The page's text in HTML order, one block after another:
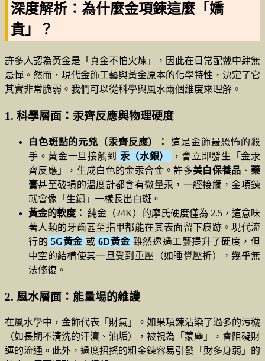
深度解析：為什麼金項鍊這麼「嬌
貴」？
許多人認為黃金是「真金不怕火煉」，因此在日常配戴中肆無
忌憚。然而，現代金飾工藝與黃金原本的化學特性，決定了它
其實非常脆弱。我們可以從科學與風水兩個維度來理解。
1. 科學層面：汞齊反應與物理硬度
白色斑點的元兇（汞齊反應）：
這是金飾最恐怖的殺
手。黃金一旦接觸到
汞（水銀）
，會立即發生「金汞
齊反應」，生成白色的金汞合金。許多美白保養品 、 藥
膏甚至破損的溫度計都含有微量汞，一經接觸，金項鍊
就會像「生鏽」一樣長出白斑。
黃金的軟度： 純金（24K）的摩氏硬度僅為 2.5，這意味
著人類的牙齒甚至指甲都能在其表面留下痕跡。現代流
行的 5G黃金 或 6D黃金 雖然透過工藝提升了硬度，但
中空的結構使其一旦受到重壓（如睡覺壓折），幾乎無
法修復。
2. 風水層面：能量場的維護
在風水學中，金飾代表「財氣」。如果項鍊沾染了過多的污穢
（如長期不清洗的汗漬、油垢），被視為「蒙塵」，會阻礙財
運的流通。此外，過度招搖的粗金鍊容易引發「財多身弱」的